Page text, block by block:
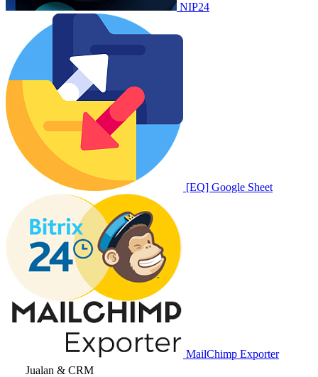
NIP24
[EQ] Google Sheet
MailChimp Exporter
Jualan & CRM